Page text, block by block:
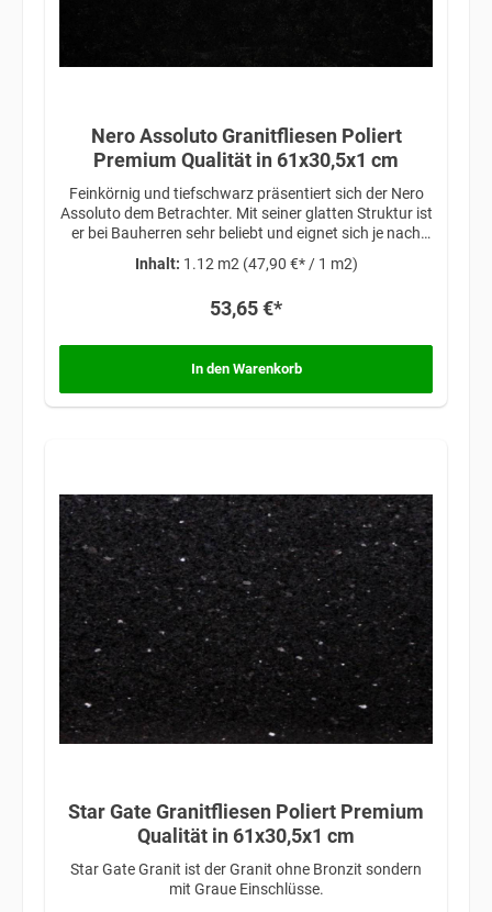
Nero Assoluto Granitfliesen Poliert
Premium Qualität in 61x30,5x1 cm
Feinkörnig und tiefschwarz präsentiert sich der Nero
Assoluto dem Betrachter. Mit seiner glatten Struktur ist
er bei Bauherren sehr beliebt und eignet sich je nach
klassisches Ambiente.
Inhalt: 1.12 m2 (47,90 €* / 1 m2)
53,65 €*
In den Warenkorb
Star Gate Granitfliesen Poliert Premium
Qualität in 61x30,5x1 cm
Star Gate Granit ist der Granit ohne Bronzit sondern
mit Graue Einschlüsse.